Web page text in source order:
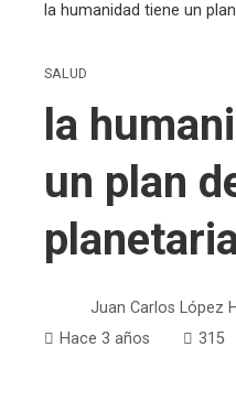
la humanidad tiene un
SALUD
la
un plan
Juan Carlos López
Hace 3 años
315